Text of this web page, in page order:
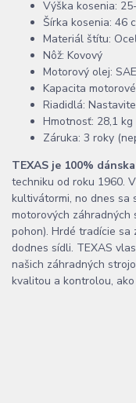
Výška kosenia:
Šírka kosenia: 46
Materiál štítu:
Nôž: Kovový
Motorový olej:
Kapacita
Riadidlá:
Hmotnosť: 28,1 kg
Záruka: 3 roky
TEXAS je 100%
techniku od roku 1960.
kultivátormi, no dnes sa
motorových záhradných
pohon). Hrdé tradície sa
dodnes sídli. TEXAS
našich záhradných
kvalitou a kontrolou,